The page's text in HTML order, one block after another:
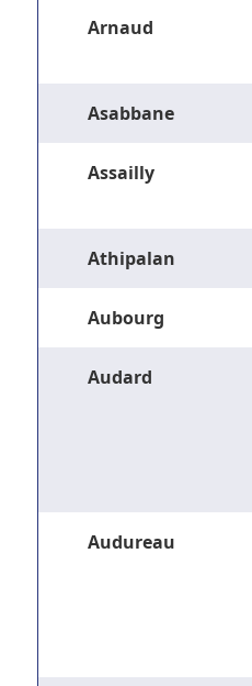
Arnaud
Asabbane
Assailly
Athipalan
Aubourg
Audard
Audureau